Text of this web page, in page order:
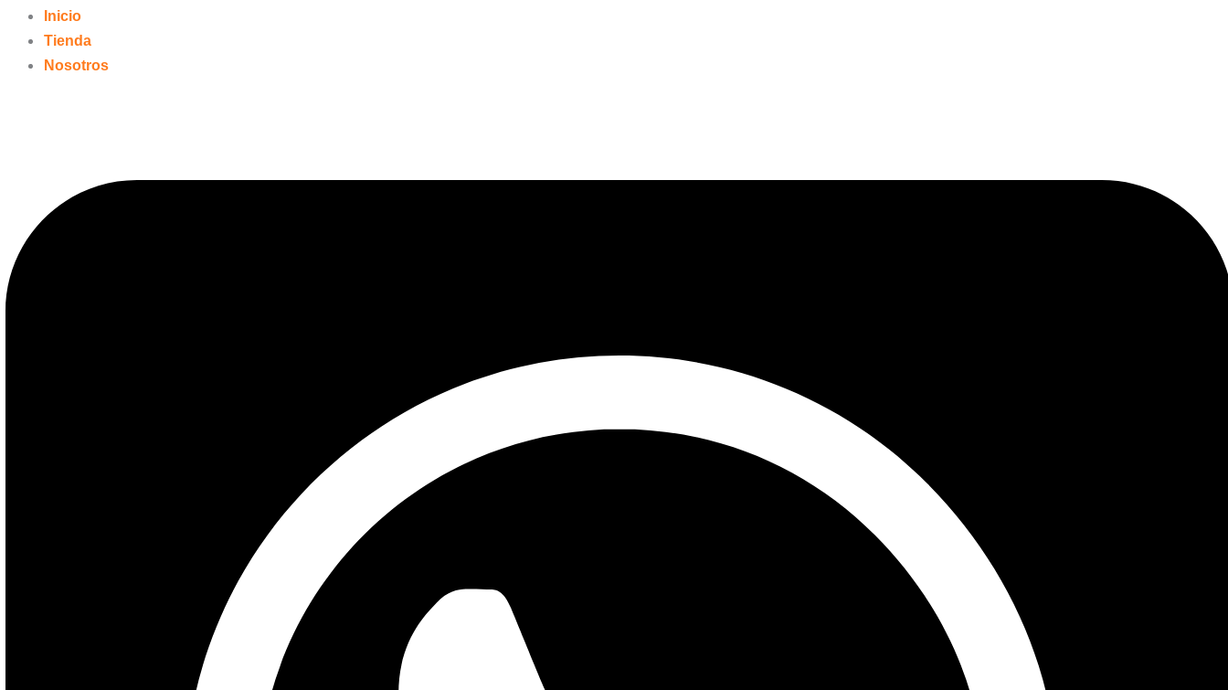
Inicio
Tienda
Nosotros